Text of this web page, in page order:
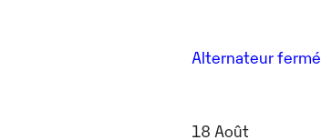
Alternateur fermé
18 Août